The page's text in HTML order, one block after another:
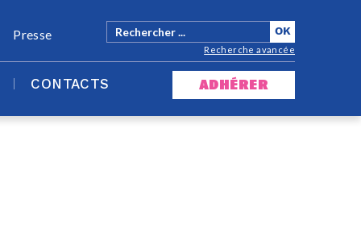
Recherche avancée
CONTACTS adhérer
Presse